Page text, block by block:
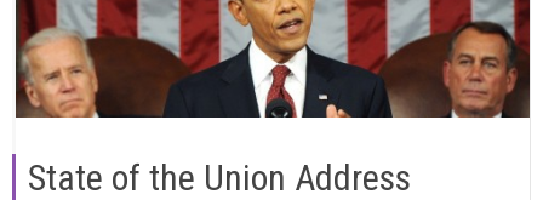
State of the Union Address